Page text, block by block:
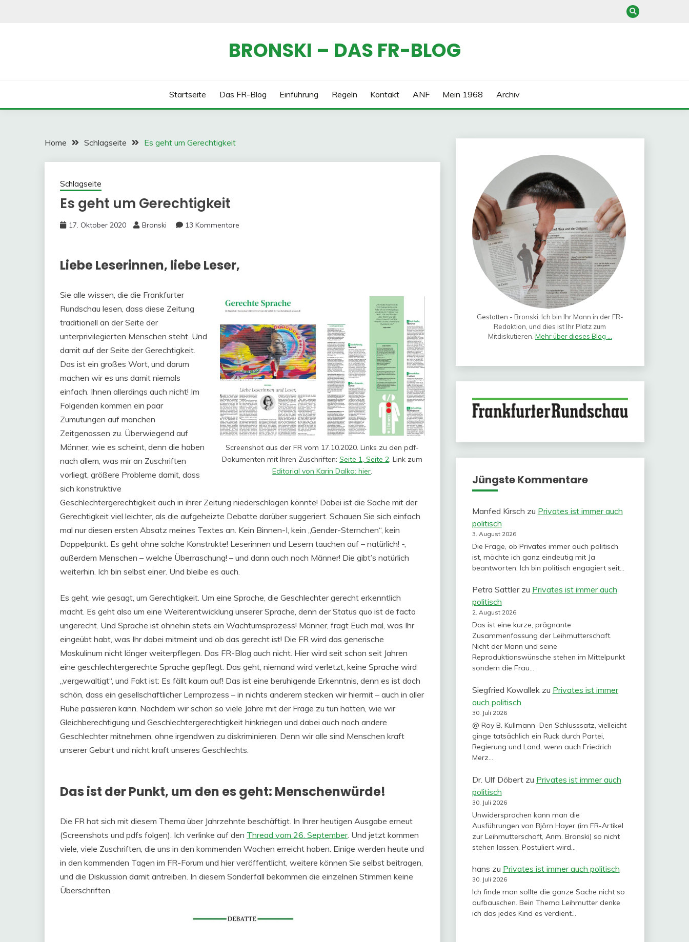
BRONSKI – DAS FR-BLOG
Startseite Das FR-Blog Einführung Regeln Kontakt ANF Mein 1968 Archiv
Home Schlagseite Es geht um Gerechtigkeit
Schlagseite
Es geht um Gerechtigkeit
17. Oktober 2020 Bronski 13 Kommentare
Liebe Leserinnen, liebe Leser,
Screenshot aus der FR vom 17.10.2020. Links zu den pdf-
Dokumenten mit Ihren Zuschriften:Seite 1, Seite 2. Link zum
Editorial von Karin Dalka: hier.
Sie alle wissen, die die Frankfurter
Rundschau lesen, dass diese Zeitung
traditionell an der Seite der
unterprivilegierten Menschen steht. Und
damit auf der Seite der Gerechtigkeit.
Das ist ein großes Wort, und darum
machen wir es uns damit niemals
einfach. Ihnen allerdings auch nicht! Im
Folgenden kommen ein paar
Zumutungen auf manchen
Zeitgenossen zu. Überwiegend auf
Männer, wie es scheint, denn die haben
nach allem, was mir an Zuschriften
vorliegt, größere Probleme damit, dass
sich konstruktive
Geschlechtergerechtigkeit auch in ihrer Zeitung niederschlagen könnte! Dabei ist die Sache mit der
Gerechtigkeit viel leichter, als die aufgeheizte Debatte darüber suggeriert. Schauen Sie sich einfach
mal nur diesen ersten Absatz meines Textes an. Kein Binnen-I, kein „Gender-Sternchen“, kein
Doppelpunkt. Es geht ohne solche Konstrukte! Leserinnen und Lesern tauchen auf – natürlich! -,
außerdem Menschen – welche Überraschung! – und dann auch noch Männer! Die gibt’s natürlich
weiterhin. Ich bin selbst einer. Und bleibe es auch.
Es geht, wie gesagt, um Gerechtigkeit. Um eine Sprache, die Geschlechter gerecht erkenntlich
macht. Es geht also um eine Weiterentwicklung unserer Sprache, denn der Status quo ist de facto
ungerecht. Und Sprache ist ohnehin stets ein Wachtumsprozess! Männer, fragt Euch mal, was Ihr
eingeübt habt, was Ihr dabei mitmeint und ob das gerecht ist! Die FR wird das generische
Maskulinum nicht länger weiterpflegen. Das FR-Blog auch nicht. Hier wird seit schon seit Jahren
eine geschlechtergerechte Sprache gepflegt. Das geht, niemand wird verletzt, keine Sprache wird
„vergewaltigt“, und Fakt ist: Es fällt kaum auf! Das ist eine beruhigende Erkenntnis, denn es ist doch
schön, dass ein gesellschaftlicher Lernprozess – in nichts anderem stecken wir hiermit – auch in aller
Ruhe passieren kann. Nachdem wir schon so viele Jahre mit der Frage zu tun hatten, wie wir
Gleichberechtigung und Geschlechtergerechtigkeit hinkriegen und dabei auch noch andere
Geschlechter mitnehmen, ohne irgendwen zu diskriminieren. Denn wir alle sind Menschen kraft
unserer Geburt und nicht kraft unseres Geschlechts.
Das ist der Punkt, um den es geht: Menschenwürde!
Die FR hat sich mit diesem Thema über Jahrzehnte beschäftigt. In Ihrer heutigen Ausgabe erneut
(Screenshots und pdfs folgen). Ich verlinke auf den Thread vom 26. September. Und jetzt kommen
viele, viele Zuschriften, die uns in den kommenden Wochen erreicht haben. Einige werden heute und
in den kommenden Tagen im FR-Forum und hier veröffentlicht, weitere können Sie selbst beitragen,
und die Diskussion damit antreiben. In diesem Sonderfall bekommen die einzelnen Stimmen keine
Überschriften.
Gestatten - Bronski. Ich bin Ihr Mann in der FR-
Redaktion, und dies ist Ihr Platz zum
Mitdiskutieren. Mehr über dieses Blog ...
Jüngste Kommentare
Manfed Kirsch zu Privates ist immer auch
politisch
3. August 2026
Die Frage, ob Privates immer auch politisch
ist, möchte ich ganz eindeutig mit Ja
beantworten. Ich bin politisch engagiert seit…
Petra Sattlerzu Privates ist immer auch
politisch
2. August 2026
Das ist eine kurze, prägnante
Zusammenfassung der Leihmutterschaft.
Nicht der Mann und seine
Reproduktionswünsche stehen im Mittelpunkt
sondern die Frau…
Siegfried Kowallekzu Privates ist immer
auch politisch
30. Juli 2026
@ Roy B. Kullmann Den Schlusssatz, vielleicht
ginge tatsächlich ein Ruck durch Partei,
Regierung und Land, wenn auch Friedrich
Merz…
Dr. Ulf Döbertzu Privates ist immer auch
politisch
30. Juli 2026
Unwidersprochen kann man die
Ausführungen von Björn Hayer (im FR-Artikel
zur Leihmutterschaft, Anm. Bronski) so nicht
stehen lassen. Postuliert wird…
hans zu Privates ist immer auch politisch
30. Juli 2026
Ich finde man sollte die ganze Sache nicht so
aufbauschen. Bein Thema Leihmutter denke
ich das jedes Kind es verdient…